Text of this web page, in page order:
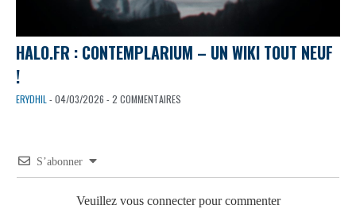
HALO.FR : CONTEMPLARIUM – UN WIKI TOUT NEUF
!
ERYDHIL- 04/03/2026 - 2 COMMENTAIRES
S’abonner
Veuillez vous connecter pour commenter